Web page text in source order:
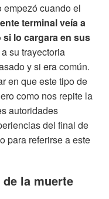
empezó cuando el
terminal veía a
lo cargara en sus
su trayectoria
y si era común.
en que este tipo de
como nos repite la
autoridades
del final de
para referirse a este
la muerte